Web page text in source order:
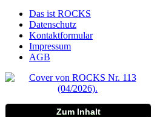
Das ist ROCKS
Datenschutz
Kontaktformular
Impressum
AGB
Zum Inhalt